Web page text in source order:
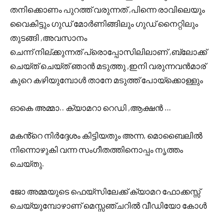
തനിക്കൊണം പുറത്ത് വരുന്നത് ,പിന്നെ രാവിലെയും
വൈകിട്ടും ഗുഡ് മോർണിങ്ങിലും ഗുഡ് നൈറ്റിലും
തുടങ്ങി ,അവസാനം
ചെന്ന് നില്ക്കുന്നത് പ്രൊപ്പോസിലിലാണ് ,ബ്ലോക്ക്
ചെയ്ത് ചെയ്ത് ഞാൻ മടുത്തു ,ഇനി വരുന്നവൻമാര്
കുറെ കഴിയുമ്പോൾ താനേ മടുത്ത് പോയ്ക്കൊള്ളും
ഓകെ അമ്മാ.. ക്യാമറാ റെഡി ,ആക്ഷൻ …
മകൻ്റെ നിർദ്ദേശം കിട്ടിയതും അന്ന, മൊബൈലിൽ
നിന്നൊഴുകി വന്ന സംഗീതത്തിനൊപ്പം നൃത്തം
ചെയ്തു.
ജോ അമ്മയുടെ ഫെയ്സിലേക്ക് ക്യാമറ ഫോക്കസ്സ്
ചെയ്യുമ്പോഴാണ് മെസ്സഞ്ചറിൽ വീഡിയോ കോൾ